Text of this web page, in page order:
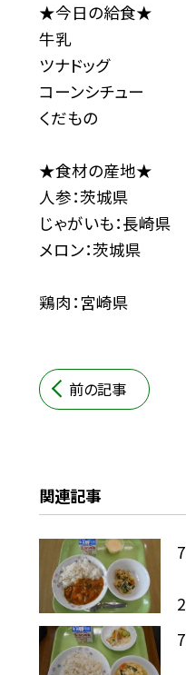
★今日の給食★
牛乳
ツナドッグ
コーンシチュー
くだもの
★食材の産地★
人参：茨城
じゃがいも：長崎県
メロン：茨城県
鶏肉：宮崎県
前の記事
関連記事